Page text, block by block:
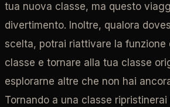
tua nuova classe, ma questo
divertimento. Inoltre, qualora
scelta, potrai riattivare la funzione
classe e tornare alla tua classe
esplorarne altre che non hai
Tornando a una classe ripristinerai